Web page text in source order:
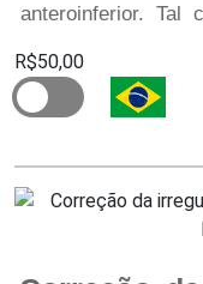
anteroinferior. Tal
R$50,00